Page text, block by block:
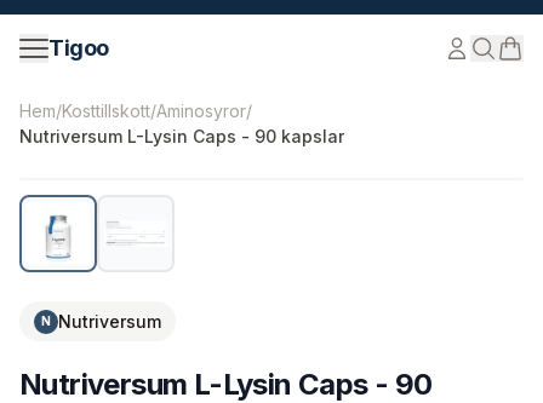
Hoppa till innehåll
Tigoo
©2026Nutri Nordic AB.
Hem/Kosttillskott/Aminosyror/
Nutriversum L-Lysin Caps - 90 kapslar
N Nutriversum
Nutriversum L-Lysin Caps - 90